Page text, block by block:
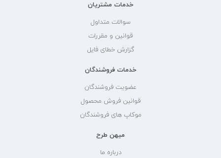
خدمات مشتریان
سوالات متداول
قوانین و مقررات
گزارش خطای فایل
خدمات فروشندگان
عضویت فروشندگان
قوانین فروش محصول
موکاپ های فروشندگان
میهن طرح
درباره ما